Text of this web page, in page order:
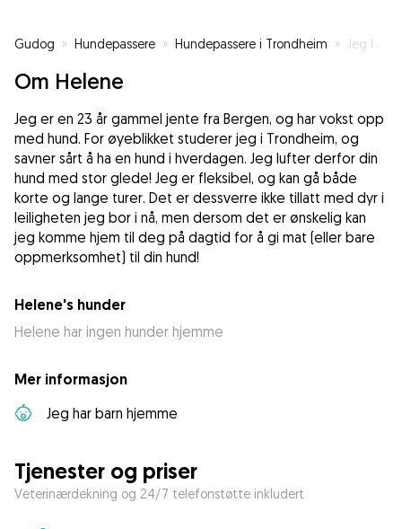
Gudog » Hundepassere » Hundepassere i Trondheim » Jeg lufter din hund med glede!
Om Helene
Jeg er en 23 år gammel jente fra Bergen, og har vokst opp
med hund. For øyeblikket studerer jeg i Trondheim, og
savner sårt å ha en hund i hverdagen. Jeg lufter derfor din
hund med stor glede! Jeg er fleksibel, og kan gå både
korte og lange turer. Det er dessverre ikke tillatt med dyr i
leiligheten jeg bor i nå, men dersom det er ønskelig kan
jeg komme hjem til deg på dagtid for å gi mat (eller bare
oppmerksomhet) til din hund!
Helene's hunder
Helene har ingen hunder hjemme
Mer informasjon
Jeg har barn hjemme
Tjenester og priser
Veterinærdekning og 24/7 telefonstøtte inkludert